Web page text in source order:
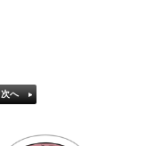
次へ